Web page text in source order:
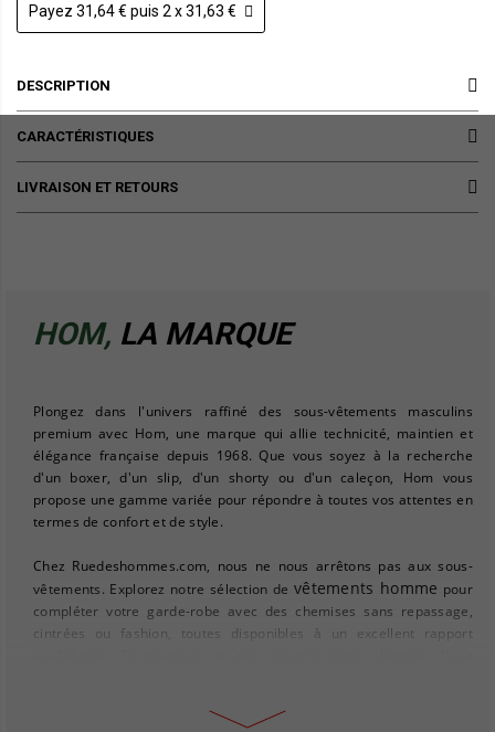
Payez 31,64 € puis 2 x 31,63 €
DESCRIPTION
CARACTÉRISTIQUES
LIVRAISON ET RETOURS
HOM, LA MARQUE
Plongez dans l'univers raffiné des sous-vêtements masculins
premium avec Hom, une marque qui allie technicité, maintien et
élégance française depuis 1968. Que vous soyez à la recherche
d'un boxer, d'un slip, d'un shorty ou d'un caleçon, Hom vous
propose une gamme variée pour répondre à toutes vos attentes en
termes de confort et de style.
Chez Ruedeshommes.com, nous ne nous arrêtons pas aux sous-
vêtements. Explorez notre sélection de vêtements homme pour
compléter votre garde-robe avec des chemises sans repassage,
cintrées ou fashion, toutes disponibles à un excellent rapport